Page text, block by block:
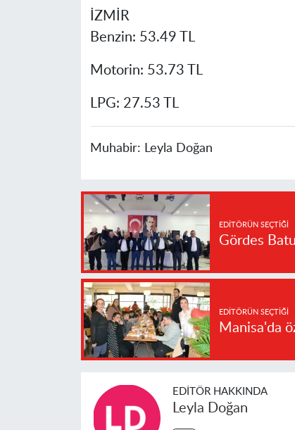
İZMİR
Benzin: 53.49 TL
Motorin: 53.73 TL
LPG: 27.53 TL
Muhabir: Leyla Doğan
EDITÖRÜN SEÇTIĞI
Gördes
EDITÖRÜN SEÇTIĞI
Manisa'da
EDITÖR HAKKINDA
Leyla Doğan